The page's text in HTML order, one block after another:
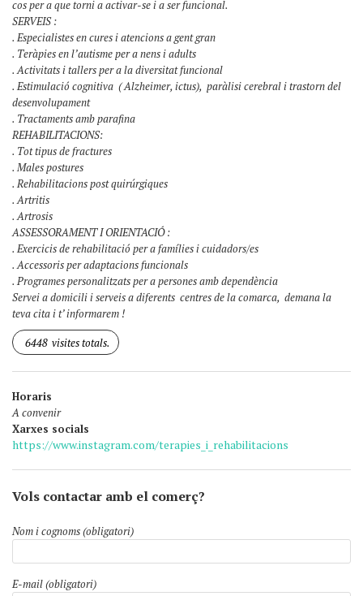
cos per a que torni a activar-se i a ser funcional.
SERVEIS :
. Especialistes en cures i atencions a gent gran
. Teràpies en l’autisme per a nens i adults
. Activitats i tallers per a la diversitat funcional
. Estimulació cognitiva ( Alzheimer, ictus), paràlisi cerebral i trastorn del
desenvolupament
. Tractaments amb parafina
REHABILITACIONS:
. Tot tipus de fractures
. Males postures
. Rehabilitacions post quirúrgiques
. Artritis
. Artrosis
ASSESSORAMENT I ORIENTACIÓ :
. Exercicis de rehabilitació per a famílies i cuidadors/es
. Accessoris per adaptacions funcionals
. Programes personalitzats per a persones amb dependència
Servei a domicili i serveis a diferents centres de la comarca, demana la
teva cita i t’ informarem !
6448 visites totals.
Horaris
A convenir
Xarxes socials
https://www.instagram.com/terapies_i_rehabilitacions
Vols contactar amb el comerç?
Nom i cognoms (obligatori)
E-mail (obligatori)